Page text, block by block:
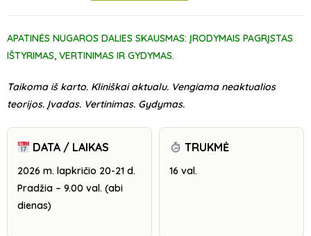
APATINĖS NUGAROS DALIES SKAUSMAS: ĮRODYMAIS PAGRĮSTAS
IŠTYRIMAS, VERTINIMAS IR GYDYMAS.
Taikoma iš karto. Kliniškai aktualu. Vengiama neaktualios
teorijos. Įvadas. Vertinimas. Gydymas.
DATA / LAIKAS
2026 m. lapkričio 20-21 d.
Pradžia – 9.00 val. (abi
dienas)
TRUKMĖ
16 val.